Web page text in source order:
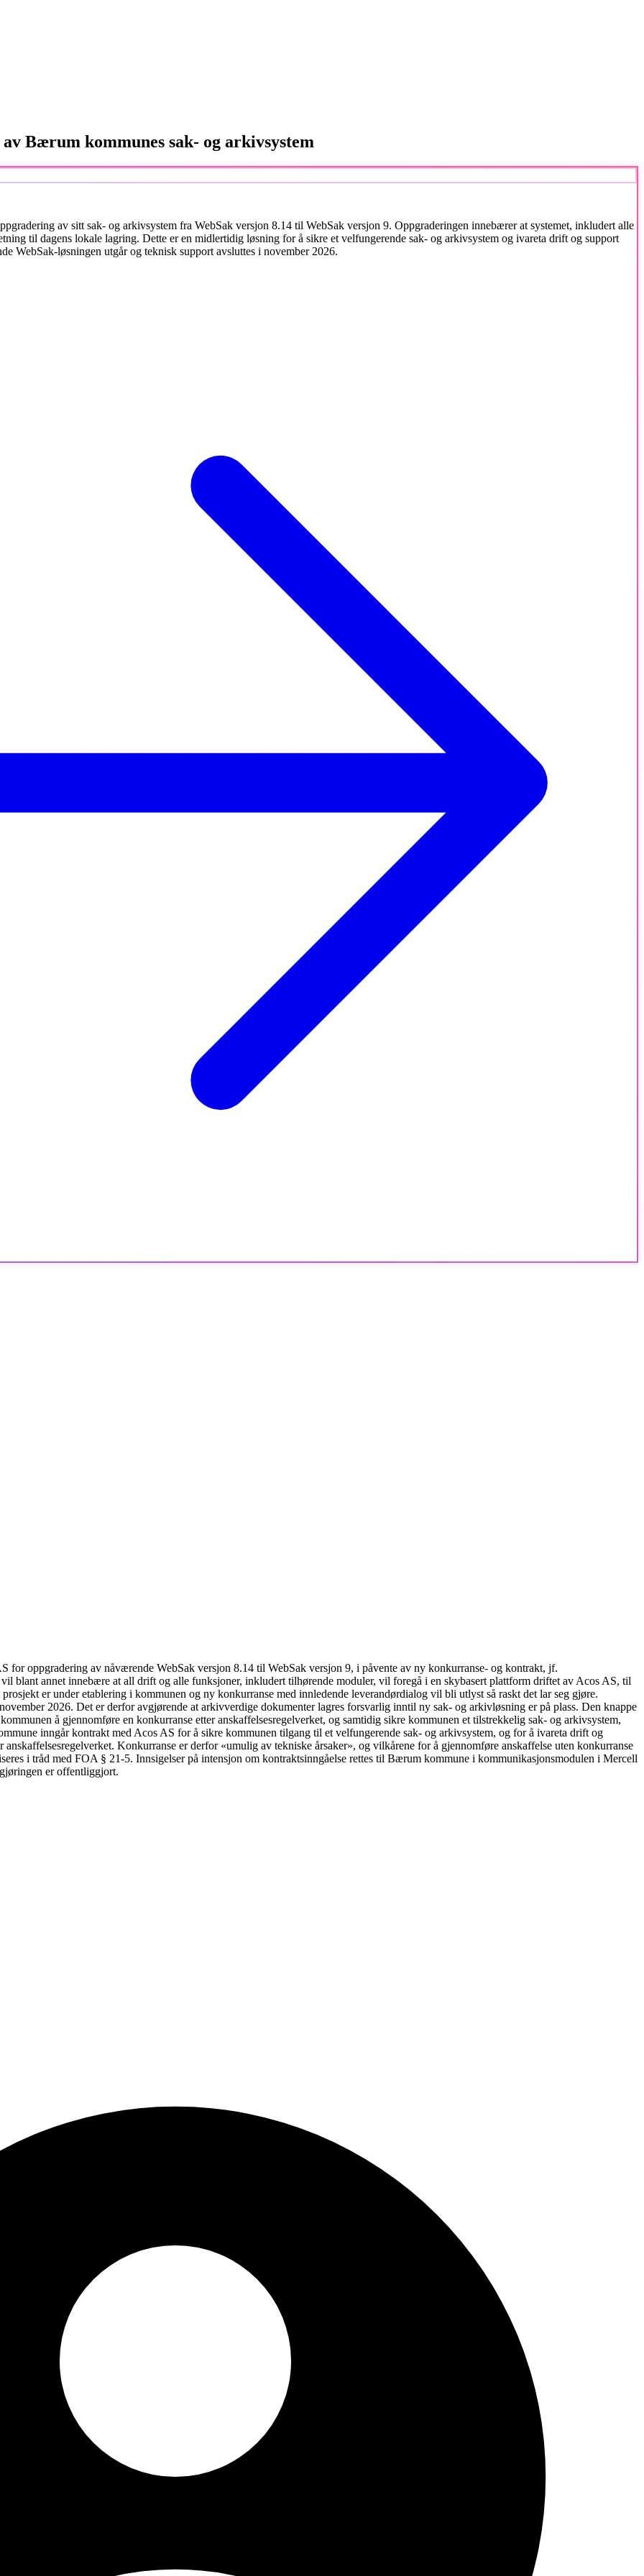
Bærum kommunes sak- og arkivsystem
av sitt sak- og arkivsystem fra WebSak versjon 8.14 til WebSak versjon 9. Oppgraderingen innebærer at systemet, inkludert alle
til dagens lokale lagring. Dette er en midlertidig løsning for å sikre et velfungerende sak- og arkivsystem og ivareta drift og support
WebSak-løsningen utgår og teknisk support avsluttes i november 2026.
for oppgradering av nåværende WebSak versjon 8.14 til WebSak versjon 9, i påvente av ny konkurranse- og kontrakt, jf.
blant annet innebære at all drift og alle funksjoner, inkludert tilhørende moduler, vil foregå i en skybasert plattform driftet av Acos AS, til
er under etablering i kommunen og ny konkurranse med innledende leverandørdialog vil bli utlyst så raskt det lar seg gjøre.
2026. Det er derfor avgjørende at arkivverdige dokumenter lagres forsvarlig inntil ny sak- og arkivløsning er på plass. Den knappe
å gjennomføre en konkurranse etter anskaffelsesregelverket, og samtidig sikre kommunen et tilstrekkelig sak- og arkivsystem,
inngår kontrakt med Acos AS for å sikre kommunen tilgang til et velfungerende sak- og arkivsystem, og for å ivareta drift og
Konkurranse er derfor «umulig av tekniske årsaker», og vilkårene for å gjennomføre anskaffelse uten konkurranse
i tråd med FOA § 21-5. Innsigelser på intensjon om kontraktsinngåelse rettes til Bærum kommune i kommunikasjonsmodulen i Mercell
er offentliggjort.